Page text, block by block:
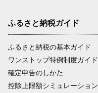
ふるさと納税ガイド
ふるさと納税の基本ガイド
ワンストップ特例制度ガイド
確定申告のしかた
控除上限額シミュレーション